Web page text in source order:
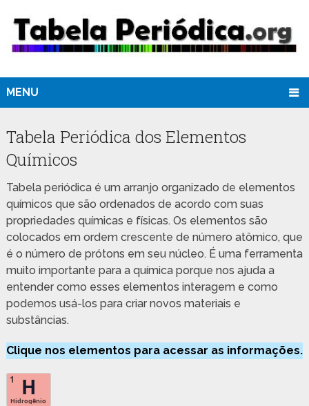
MENU
Tabela Periódica dos Elementos
Químicos
Tabela periódica é um arranjo organizado de elementos
químicos que são ordenados de acordo com suas
propriedades químicas e físicas. Os elementos são
colocados em ordem crescente de número atômico, que
é o número de prótons em seu núcleo. É uma ferramenta
muito importante para a química porque nos ajuda a
entender como esses elementos interagem e como
podemos usá-los para criar novos materiais e
substâncias.
Clique nos elementos para acessar as informações.
1 H
Hidrogênio